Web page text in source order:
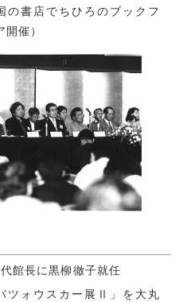
の書店でちひろのブックフ
開催）
館長に黒柳徹子就任
ツォウスカー展Ⅱ」を大丸